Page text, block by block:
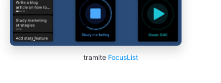
tramite FocusList